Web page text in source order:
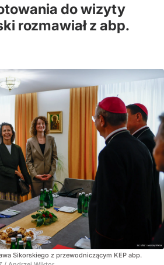
do wizyty
rozmawiał z abp.
Sikorskiego z przewodniczącym KEP abp.